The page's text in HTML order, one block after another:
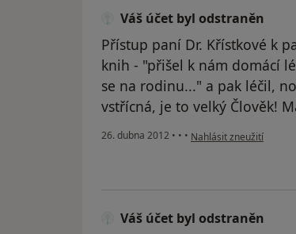
Váš účet byl odstraněn
Přístup paní Dr. Křístkové k
knih - "přišel k nám domácí
se na rodinu..." a pak léčil,
vstřícná, je to velký Člověk!
26. dubna 2012 • • • podle názoru uživatele
Nahlásit zneužití
Váš účet byl odstraněn